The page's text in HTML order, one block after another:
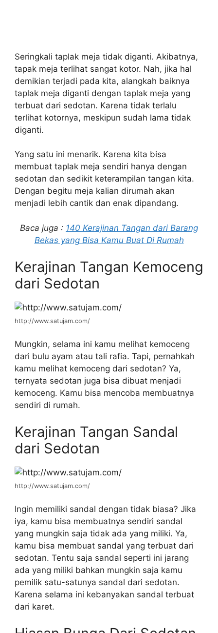
Seringkali taplak meja tidak diganti. Akibatnya,
tapak meja terlihat sangat kotor. Nah, jika hal
demikian terjadi pada kita, alangkah baiknya
taplak meja diganti dengan taplak meja yang
terbuat dari sedotan. Karena tidak terlalu
terlihat kotornya, meskipun sudah lama tidak
diganti.
Yang satu ini menarik. Karena kita bisa
membuat taplak meja sendiri hanya dengan
sedotan dan sedikit keterampilan tangan kita.
Dengan begitu meja kalian dirumah akan
menjadi lebih cantik dan enak dipandang.
Baca juga : 140 Kerajinan Tangan dari Barang
Bekas yang Bisa Kamu Buat Di Rumah
Kerajinan Tangan Kemoceng
dari Sedotan
http://www.satujam.com/
Mungkin, selama ini kamu melihat kemoceng
dari bulu ayam atau tali rafia. Tapi, pernahkah
kamu melihat kemoceng dari sedotan? Ya,
ternyata sedotan juga bisa dibuat menjadi
kemoceng. Kamu bisa mencoba membuatnya
sendiri di rumah.
Kerajinan Tangan Sandal
dari Sedotan
http://www.satujam.com/
Ingin memiliki sandal dengan tidak biasa? Jika
iya, kamu bisa membuatnya sendiri sandal
yang mungkin saja tidak ada yang miliki. Ya,
kamu bisa membuat sandal yang terbuat dari
sedotan. Tentu saja sandal seperti ini jarang
ada yang miliki bahkan mungkin saja kamu
pemilik satu-satunya sandal dari sedotan.
Karena selama ini kebanyakan sandal terbuat
dari karet.